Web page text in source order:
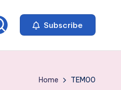
Subscribe
Home TEM00